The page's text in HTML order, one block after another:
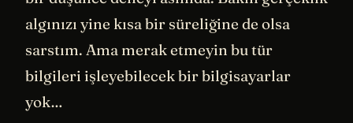
algınızı yine kısa bir süreliğine de olsa
sarstım. Ama merak etmeyin bu tür
bilgileri işleyebilecek bir bilgisayarlar
yok…